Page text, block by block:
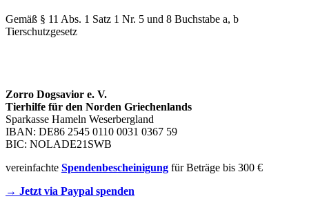
Gemäß § 11 Abs. 1 Satz 1 Nr. 5 und 8 Buchstabe a, b
Tierschutzgesetz
Zorro Dogsavior e. V.
Tierhilfe für den Norden Griechenlands
Sparkasse Hameln Weserbergland
IBAN: DE86 2545 0110 0031 0367 59
BIC: NOLADE21SWB
vereinfachte Spendenbescheinigung für Beträge bis 300 €
→ Jetzt via Paypal spenden